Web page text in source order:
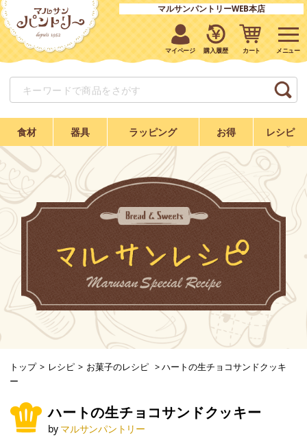
マルサンパントリーWEB本店
マイページ 購入履歴 カート
食材 器具 ラッピング お得 レシピ
トップ > レシピ > お菓子のレシピ >ハートの生チョコサンドクッキ
ー
ハートの生チョコサンドクッキー
by マルサンパントリー